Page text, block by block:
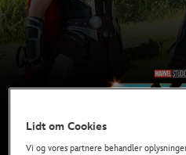
Lidt om Cookies
Vi og vores partnere behandler